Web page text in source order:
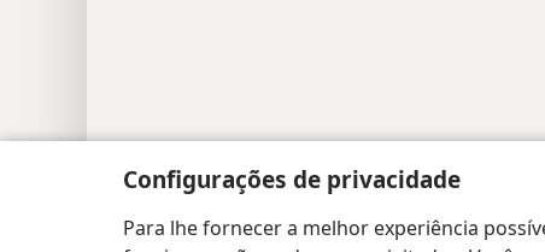
Configurações de privacidade
Para lhe fornecer a melhor experiência